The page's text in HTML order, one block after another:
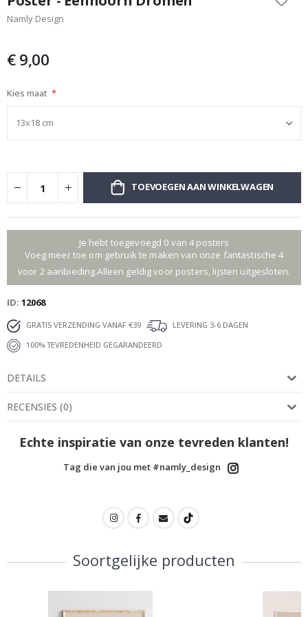
het
begin
afbeeldingen-
Namly Design
€ 9,00
Kies maat
TOEVOEGEN AAN WINKELWAGEN
Je hebt toegevoegd 0 van 4 posters
Voeg meer toe om gebruik te maken van onze fantastische 4
voor 2 aanbieding.Alleen geldig voor posters, lijsten uitgesloten.
ID 12068
GRATIS VERZENDING VANAF €39
LEVERING 3-6 DAGEN
100% TEVREDENHEID GEGARANDEERD
DETAILS
RECENSIES (0)
Echte inspiratie van onze tevreden klanten!
Tag die van jou met #namly_design
Soortgelijke producten